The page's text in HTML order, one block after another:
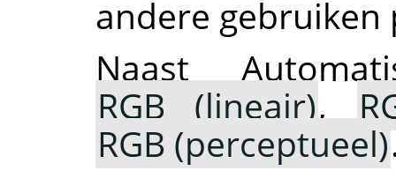
andere gebruiken
Naast
RGB (lineair),
RGB (perceptueel)